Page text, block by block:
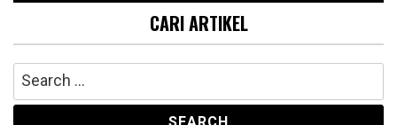
CARI ARTIKEL
Search
for: